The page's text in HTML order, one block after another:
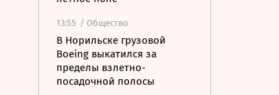
13:55 / Общество
В Норильске грузовой
Boeing выкатился за
пределы взлетно-
посадочной полосы